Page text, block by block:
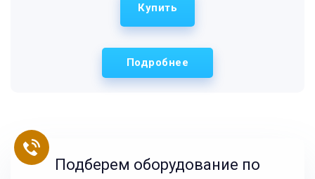
Подробнее
Купить
Подберем оборудование по